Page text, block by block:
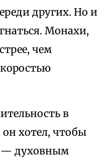
других. Но и
Монахи,
чем
в
он хотел, чтобы
— духовным